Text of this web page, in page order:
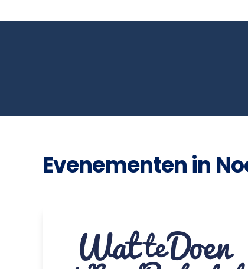
Evenementen in